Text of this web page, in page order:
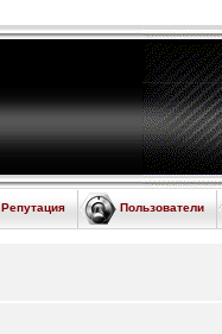
Пользователи
Репутация